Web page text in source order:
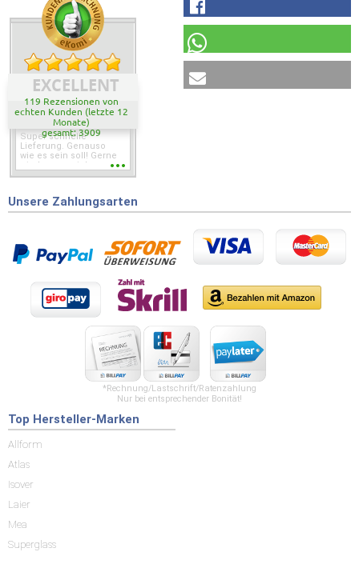
EXCELLENT
119 Rezensionen von
echten Kunden (letzte 12
Monate)
gesamt: 3909
Super schnelle
Lieferung. Genauso
wie es sein soll! Gerne
wieder wenn ich was
Unsere Zahlungsarten
*Rechnung/Lastschrift/Ratenzahlung
Nur bei entsprechender Bonität!
Top Hersteller-Marken
Allform
Atlas
Isover
Laier
Mea
Superglass